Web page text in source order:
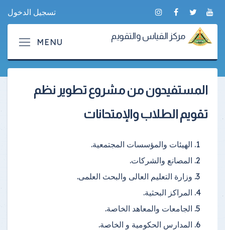
تسجيل الدخول
مركز القياس والتقويم
المستفيدون من مشروع تطوير نظم
تقويم الطلاب والإمتحانات
الهيئات والمؤسسات المجتمعية.
المصانع والشركات.
وزارة التعليم العالى والبحث العلمى.
المراكز البحثية.
الجامعات والمعاهد الخاصة.
المدارس الحكومية و الخاصة.